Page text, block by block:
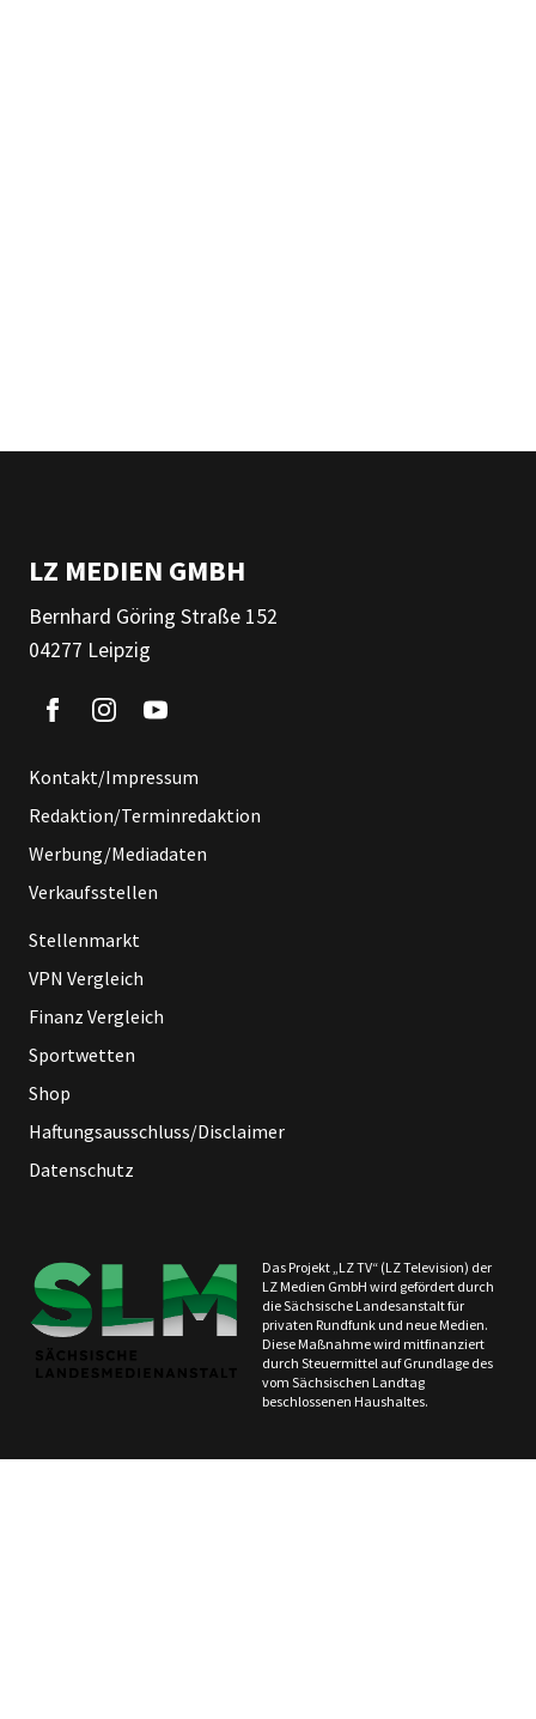
LZ MEDIEN GMBH
Bernhard Göring Straße 152
04277 Leipzig
Kontakt/Impressum
Redaktion/Terminredaktion
Werbung/Mediadaten
Verkaufsstellen
Stellenmarkt
VPN Vergleich
Finanz Vergleich
Sportwetten
Shop
Haftungsausschluss/Disclaimer
Datenschutz
Das Projekt „LZ TV“ (LZ Television) der
LZ Medien GmbH wird gefördert durch
die Sächsische Landesanstalt für
privaten Rundfunk und neue Medien.
Diese Maßnahme wird mitfinanziert
durch Steuermittel auf Grundlage des
vom Sächsischen Landtag
beschlossenen Haushaltes.